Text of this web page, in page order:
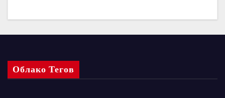
Облако Тегов